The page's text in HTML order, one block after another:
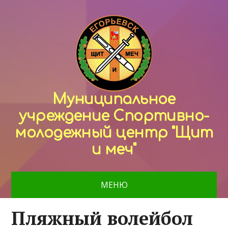
Муниципальное
учреждение Спортивно-
молодежный центр "Щит
и меч"
МЕНЮ
Пляжный волейбол